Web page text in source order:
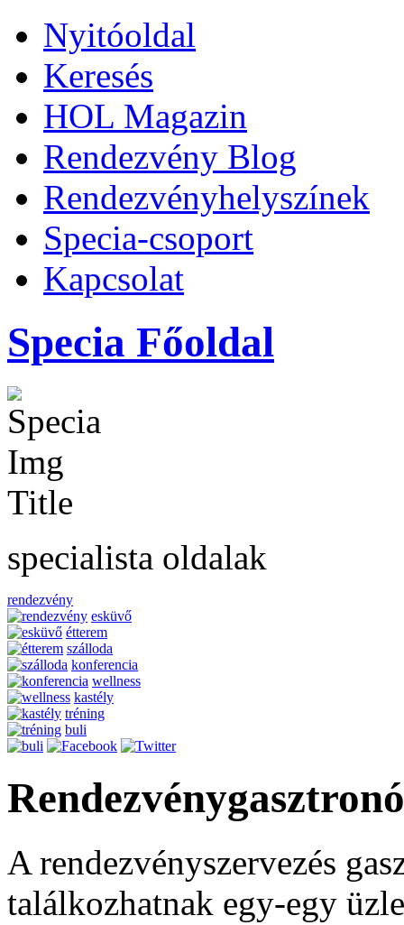
Nyitóoldal
Keresés
HOL Magazin
Rendezvény Blog
Rendezvényhelyszínek
Specia-csoport
Kapcsolat
Specia Főoldal
specialista oldalak
rendezvény
esküvő
étterem
szálloda
konferencia
wellness
kastély
tréning
buli
A rendezvényszervezés
találkozhatnak egy-egy